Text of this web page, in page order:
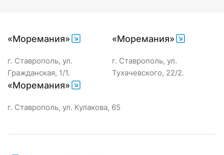
«Моремания»
г. Ставрополь, ул.
Гражданская, 1/1.
«Моремания»
г. Ставрополь, ул.
Тухачевского, 22/2.
«Моремания»
г. Ставрополь, ул. Кулакова, 65